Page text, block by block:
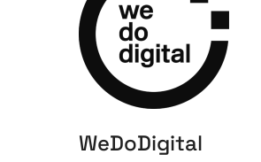
WeDoDigital